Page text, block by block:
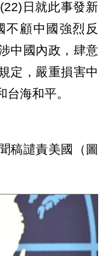
日就此事發新
不顧中國強烈反
中國內政，肆意
定，嚴重損害中
海和平。
稿譴責美國（圖